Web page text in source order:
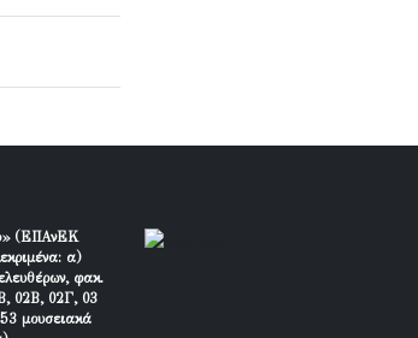
(ΕΠΑνΕΚ
α)
φακ.
02Β, 02Γ, 03
μουσειακά